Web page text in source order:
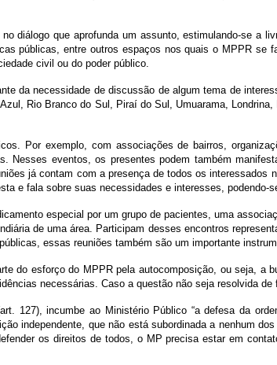
diálogo que aprofunda um assunto, estimulando-se a
públicas, entre outros espaços nos quais o MPPR
civil ou do poder público.
da necessidade de discussão de algum tema de
Rio Branco do Sul, Piraí do Sul, Umuarama,
Por exemplo, com associações de bairros,
Nesses eventos, os presentes podem também
já contam com a presença de todos os interessados
e fala sobre suas necessidades e interesses, podendo-
especial por um grupo de pacientes, uma
de uma área. Participam desses encontros
essas reuniões também são um importante
do esforço do MPPR pela autocomposição, ou seja,
necessárias. Caso a questão não seja resolvida
127), incumbe ao Ministério Público “a defesa da
independente, que não está subordinada a nenhum
os direitos de todos, o MP precisa estar em